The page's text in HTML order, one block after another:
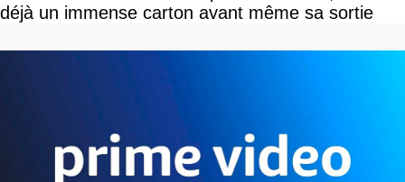
déjà un immense carton avant même sa sortie